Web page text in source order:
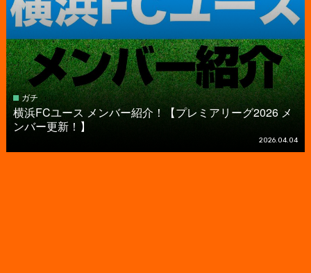
ガチ
横浜FCユース メンバー紹介！【プレミアリーグ2026 メ
ンバー更新！】
2026.04.04